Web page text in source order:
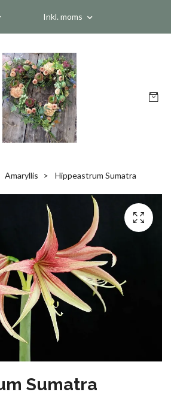
Inkl. moms
Amaryllis Hippeastrum Sumatra
Sumatra